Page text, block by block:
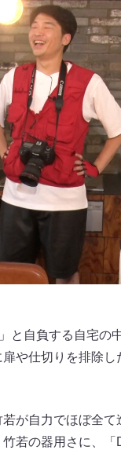
と自負する自宅
や仕切りを排除し
が自力でほぼ全
竹若の器用さに、